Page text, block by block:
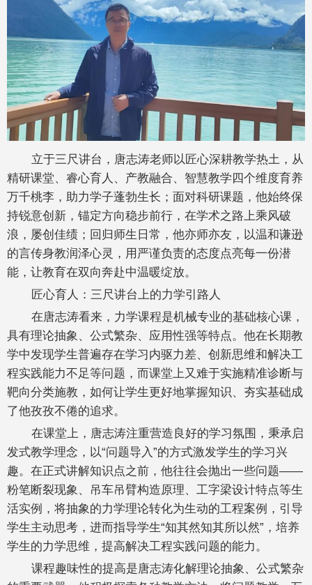
立于三尺讲台，唐志涛老师以匠心深耕教学热土，从
精研课堂、睿心育人、产教融合、智慧教学四个维度育养
万千桃李，助力学子蓬勃生长；面对科研课题，他始终保
持锐意创新，锚定方向稳步前行，在学术之路上乘风破
浪，屡创佳绩；回归师生日常，他亦师亦友，以温和谦逊
的言传身教润泽心灵，用严谨负责的态度点亮每一份潜
能，让教育在双向奔赴中温暖绽放。
匠心育人：三尺讲台上的力学引路人
在唐志涛看来，力学课程是机械专业的基础核心课，
具有理论抽象、公式繁杂、应用性强等特点。他在长期教
学中发现学生普遍存在学习内驱力差、创新思维和解决工
程实践能力不足等问题，而课堂上又难于实施精准诊断与
靶向分类施教，如何让学生更好地掌握知识、夯实基础成
了他孜孜不倦的追求。
在课堂上，唐志涛注重营造良好的学习氛围，秉承启
发式教学理念，以“问题导入”的方式激发学生的学习兴
趣。在正式讲解知识点之前，他往往会抛出一些问题——
粉笔断裂现象、吊车吊臂构造原理、工字梁设计特点等生
活实例，将抽象的力学理论转化为生动的工程案例，引导
学生主动思考，进而指导学生“知其然知其所以然”，培养
学生的力学思维，提高解决工程实践问题的能力。
课程趣味性的提高是唐志涛化解理论抽象、公式繁杂